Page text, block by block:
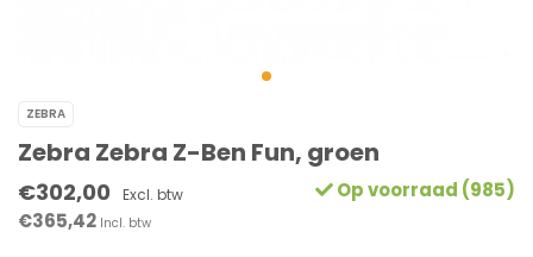
ZEBRA
Zebra Zebra Z-Ben Fun, groen
€302,00 Excl. btw
€365,42 Incl. btw
Op voorraad (985)